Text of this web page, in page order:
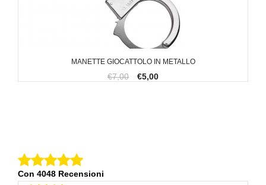
MANETTE GIOCATTOLO IN METALLO
€7,00 €5,00
Con 4048 Recensioni